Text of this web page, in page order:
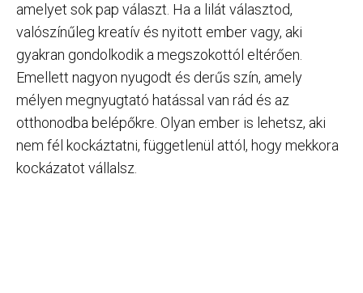
amelyet sok pap választ. Ha a lilát választod,
valószínűleg kreatív és nyitott ember vagy, aki
gyakran gondolkodik a megszokottól eltérően.
Emellett nagyon nyugodt és derűs szín, amely
mélyen megnyugtató hatással van rád és az
otthonodba belépőkre. Olyan ember is lehetsz, aki
nem fél kockáztatni, függetlenül attól, hogy mekkora
kockázatot vállalsz.